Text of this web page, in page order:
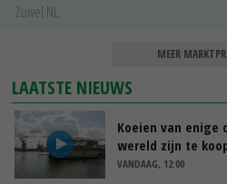
Zuivel NL
MEER
LAATSTE NIEUWS
Koeien van enige
wereld zijn te
VANDAAG, 12:00